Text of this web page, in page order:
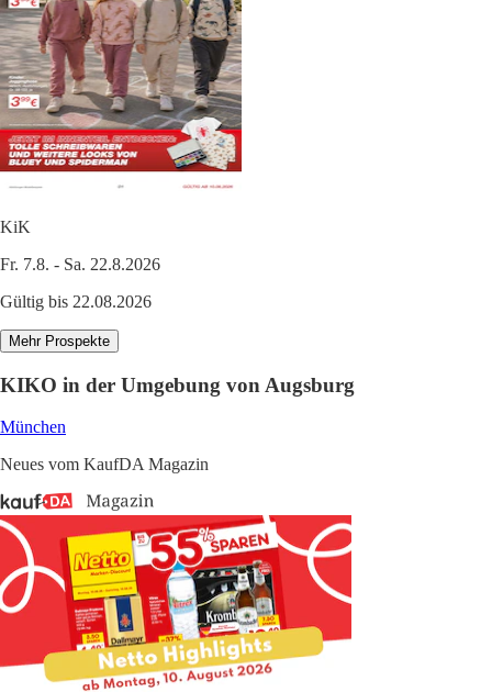
KiK
Fr. 7.8. - Sa. 22.8.2026
Gültig bis 22.08.2026
Mehr Prospekte
KIKO in der Umgebung von Augsburg
München
Neues vom KaufDA Magazin